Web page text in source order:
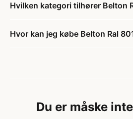
Hvilken kategori tilhører Belton
Hvor kan jeg købe Belton Ral
Du er måske